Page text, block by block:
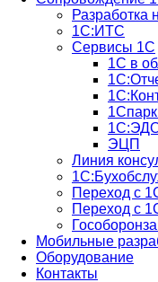
Разработка
1С:ИТС
Сервисы 1С
1С в
ЭЦП
Линия
Переход с
Переход с
Мобильные
Оборудование
Контакты